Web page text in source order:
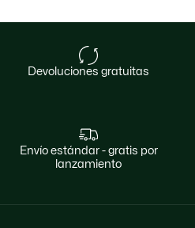
devoluciones gratuitas
envío estándar - gratis por
lanzamiento